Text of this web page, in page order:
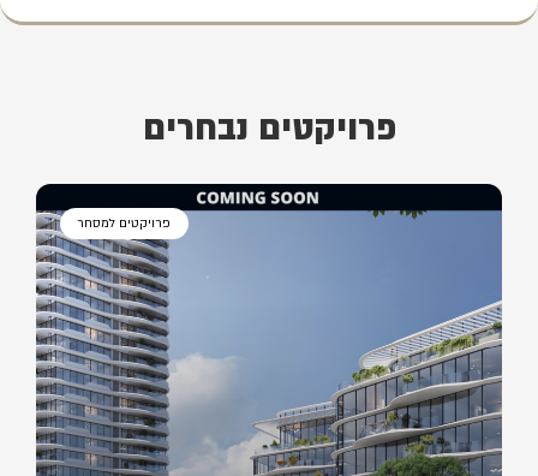
פרויקטים נבחרים
פרויקטים למסחר